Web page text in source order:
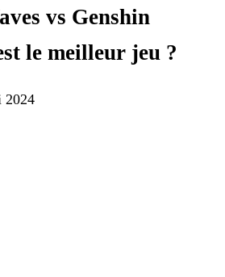
vs Genshin
le meilleur jeu ?
2024